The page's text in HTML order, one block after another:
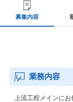
募集内容
業務内容
上流工程メインにお